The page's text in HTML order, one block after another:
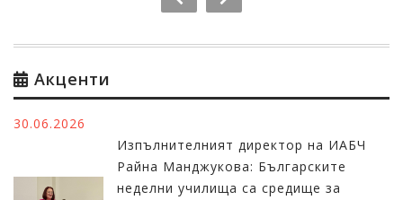
Акценти
30.06.2026
Изпълнителният директор на ИАБЧ
Райна Манджукова: Българските
неделни училища са средище за